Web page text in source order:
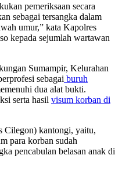
pemeriksaan secara
sebagai tersangka dalam
umur,” kata Kapolres
kepada sejumlah wartawan
Sumampir, Kelurahan
sebagai buruh
dua alat bukti.
serta hasil visum korban di
Cilegon) kantongi, yaitu,
para korban sudah
pencabulan belasan anak di